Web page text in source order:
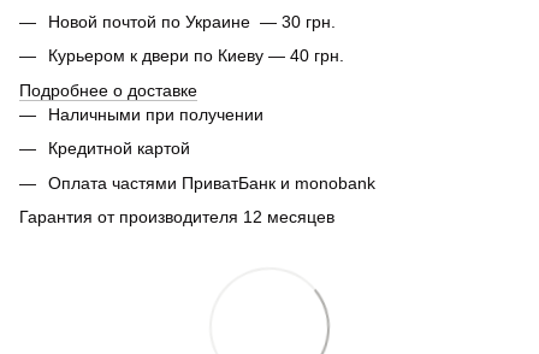
Новой почтой по Украине — 30 грн.
Курьером к двери по Киеву — 40 грн.
Подробнее о доставке
Наличными при получении
Кредитной картой
Оплата частями ПриватБанк и monobank
Гарантия от производителя 12 месяцев